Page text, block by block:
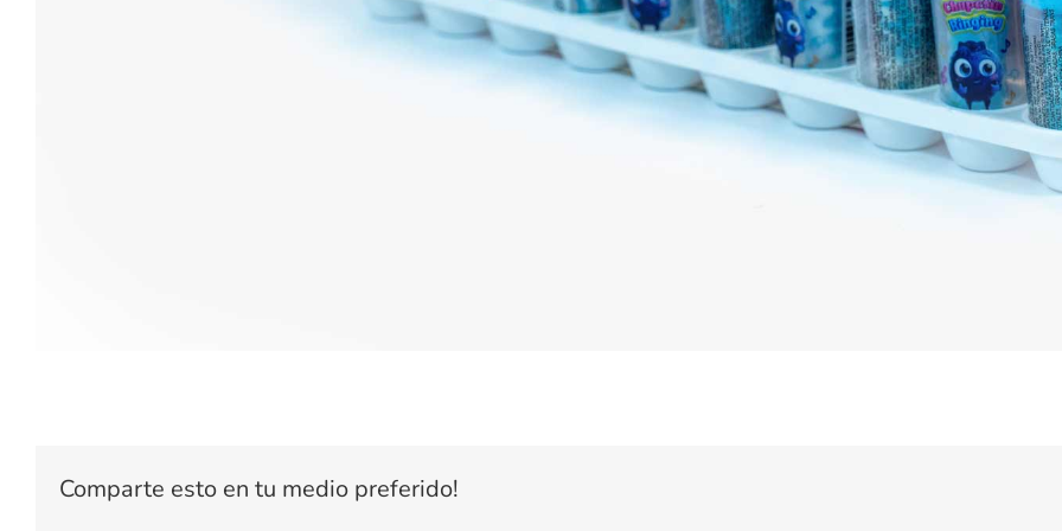
Comparte esto en tu medio preferido!